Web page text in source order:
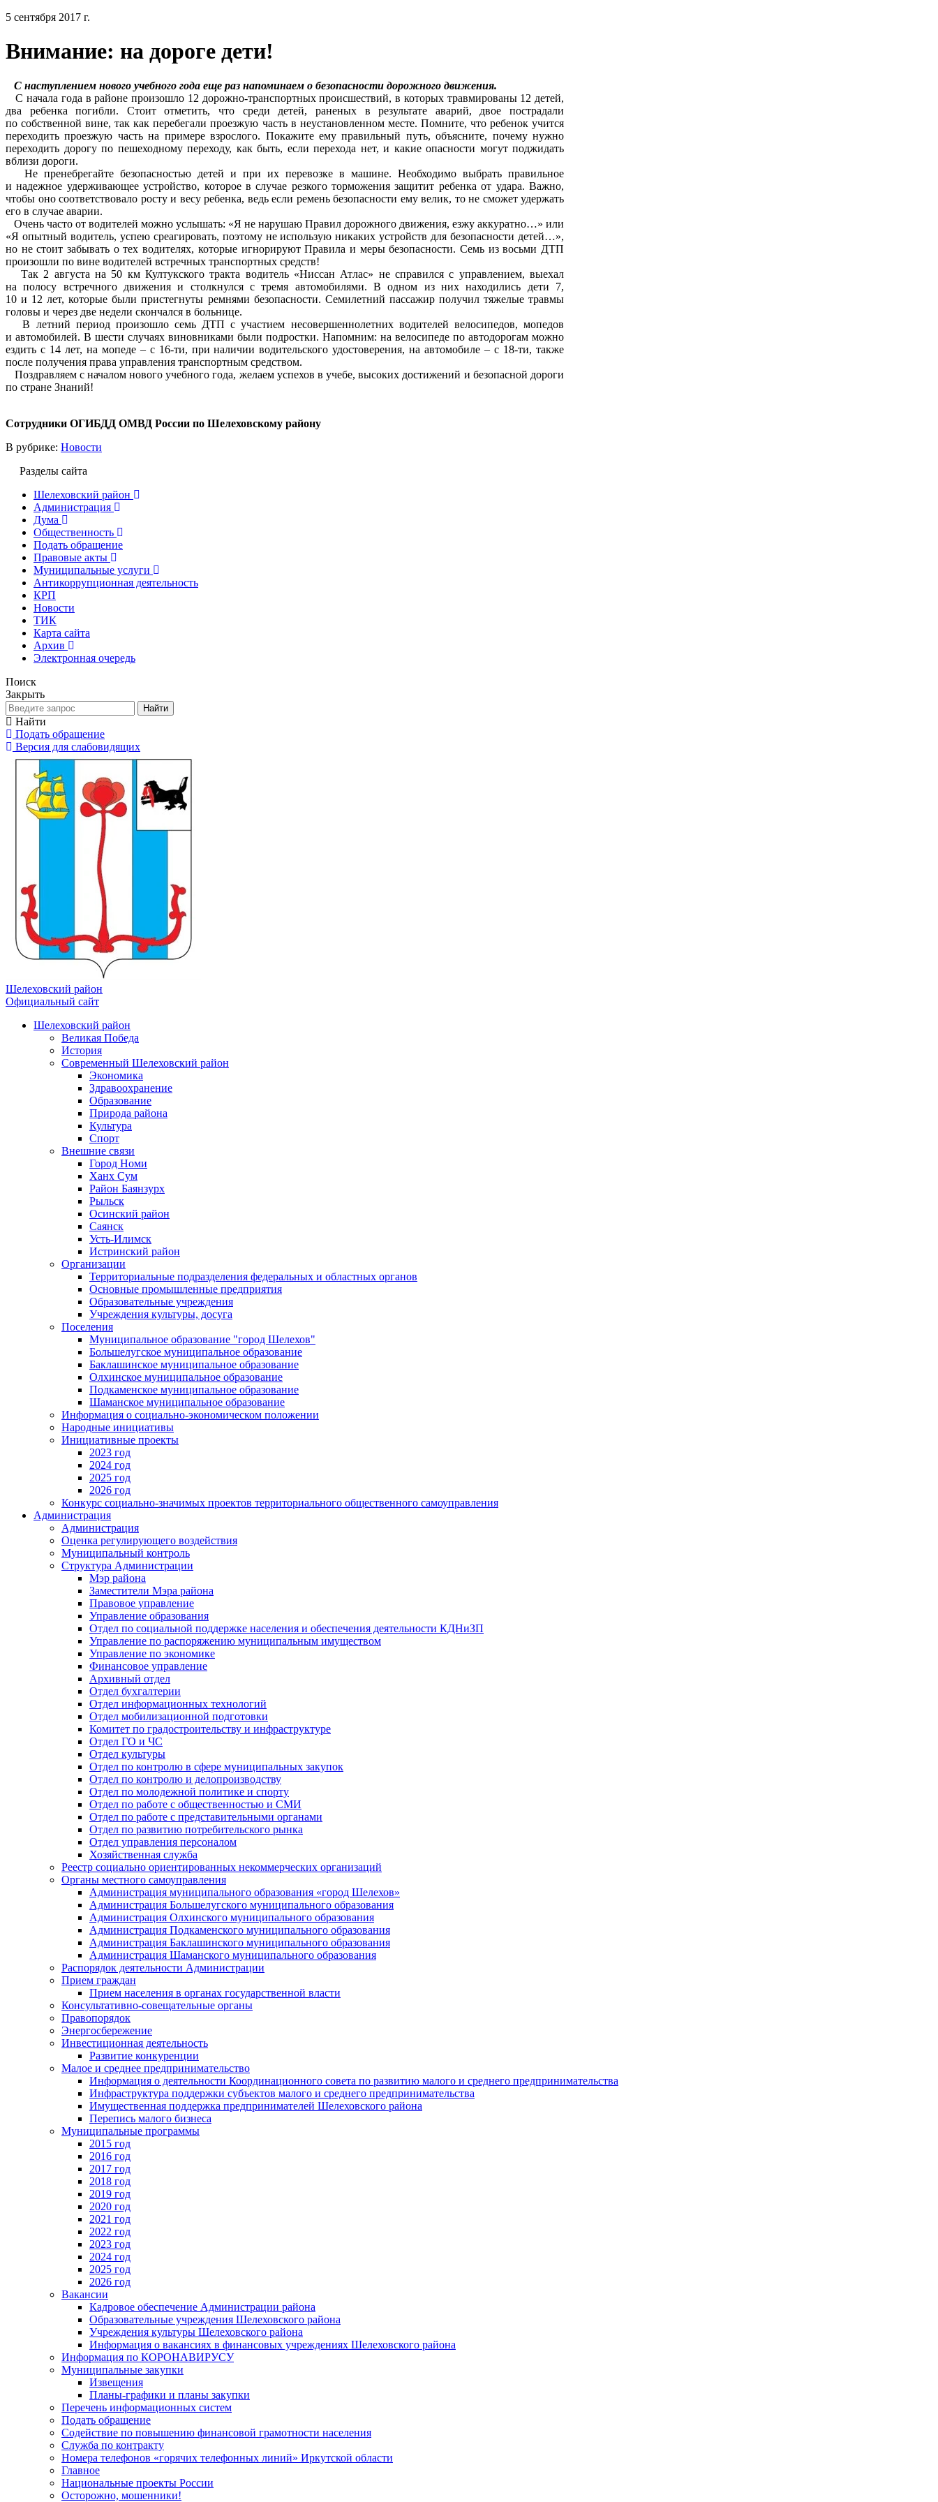
5 сентября 2017 г.
Внимание: на дороге дети!
С наступлением нового учебного года еще раз напоминаем о безопасности дорожного движения.
С начала года в районе произошло 12 дорожно-транспортных происшествий, в которых травмированы 12 детей,
два ребенка погибли. Стоит отметить, что среди детей, раненых в результате аварий, двое пострадали
по собственной вине, так как перебегали проезжую часть в неустановленном месте. Помните, что ребенок учится
переходить проезжую часть на примере взрослого. Покажите ему правильный путь, объясните, почему нужно
переходить дорогу по пешеходному переходу, как быть, если перехода нет, и какие опасности могут поджидать
вблизи дороги.
Не пренебрегайте безопасностью детей и при их перевозке в машине. Необходимо выбрать правильное
и надежное удерживающее устройство, которое в случае резкого торможения защитит ребенка от удара. Важно,
чтобы оно соответствовало росту и весу ребенка, ведь если ремень безопасности ему велик, то не сможет удержать
его в случае аварии.
Очень часто от водителей можно услышать: «Я не нарушаю Правил дорожного движения, езжу аккуратно…» или
«Я опытный водитель, успею среагировать, поэтому не использую никаких устройств для безопасности детей…»,
но не стоит забывать о тех водителях, которые игнорируют Правила и меры безопасности. Семь из восьми ДТП
произошли по вине водителей встречных транспортных средств!
Так 2 августа на 50 км Култукского тракта водитель «Ниссан Атлас» не справился с управлением, выехал
на полосу встречного движения и столкнулся с тремя автомобилями. В одном из них находились дети 7,
10 и 12 лет, которые были пристегнуты ремнями безопасности. Семилетний пассажир получил тяжелые травмы
головы и через две недели скончался в больнице.
В летний период произошло семь ДТП с участием несовершеннолетних водителей велосипедов, мопедов
и автомобилей. В шести случаях виновниками были подростки. Напомним: на велосипеде по автодорогам можно
ездить с 14 лет, на мопеде – с 16-ти, при наличии водительского удостоверения, на автомобиле – с 18-ти, также
после получения права управления транспортным средством.
Поздравляем с началом нового учебного года, желаем успехов в учебе, высоких достижений и безопасной дороги
по стране Знаний!
Сотрудники ОГИБДД ОМВД России по Шелеховскому району
В рубрике: Новости
Разделы сайта
Шелеховский район
Администрация
Дума
Общественность
Подать обращение
Правовые акты
Муниципальные услуги
Антикоррупционная деятельность
КРП
Новости
ТИК
Карта сайта
Архив
Электронная очередь
Поиск
Закрыть
Найти
Найти
Подать обращение
Версия для слабовидящих
Шелеховский район
Официальный сайт
Шелеховский район
Великая Победа
История
Современный Шелеховский район
Экономика
Здравоохранение
Образование
Природа района
Культура
Спорт
Внешние связи
Город Номи
Ханх Сум
Район Баянзурх
Рыльск
Осинский район
Саянск
Усть-Илимск
Истринский район
Организации
Территориальные подразделения федеральных и областных органов
Основные промышленные предприятия
Образовательные учреждения
Учреждения культуры, досуга
Поселения
Муниципальное образование "город Шелехов"
Большелугское муниципальное образование
Баклашинское муниципальное образование
Олхинское муниципальное образование
Подкаменское муниципальное образование
Шаманское муниципальное образование
Информация о социально-экономическом положении
Народные инициативы
Инициативные проекты
2023 год
2024 год
2025 год
2026 год
Конкурс социально-значимых проектов территориального общественного самоуправления
Администрация
Администрация
Оценка регулирующего воздействия
Муниципальный контроль
Структура Администрации
Мэр района
Заместители Мэра района
Правовое управление
Управление образования
Отдел по социальной поддержке населения и обеспечения деятельности КДНиЗП
Управление по распоряжению муниципальным имуществом
Управление по экономике
Финансовое управление
Архивный отдел
Отдел бухгалтерии
Отдел информационных технологий
Отдел мобилизационной подготовки
Комитет по градостроительству и инфраструктуре
Отдел ГО и ЧС
Отдел культуры
Отдел по контролю в сфере муниципальных закупок
Отдел по контролю и делопроизводству
Отдел по молодежной политике и спорту
Отдел по работе с общественностью и СМИ
Отдел по работе с представительными органами
Отдел по развитию потребительского рынка
Отдел управления персоналом
Хозяйственная служба
Реестр социально ориентированных некоммерческих организаций
Органы местного самоуправления
Администрация муниципального образования «город Шелехов»
Администрация Большелугского муниципального образования
Администрация Олхинского муниципального образования
Администрация Подкаменского муниципального образования
Администрация Баклашинского муниципального образования
Администрация Шаманского муниципального образования
Распорядок деятельности Администрации
Прием граждан
Прием населения в органах государственной власти
Консультативно-совещательные органы
Правопорядок
Энергосбережение
Инвестиционная деятельность
Развитие конкуренции
Малое и среднее предпринимательство
Информация о деятельности Координационного совета по развитию малого и среднего предпринимательства
Инфраструктура поддержки субъектов малого и среднего предпринимательства
Имущественная поддержка предпринимателей Шелеховского района
Перепись малого бизнеса
Муниципальные программы
2015 год
2016 год
2017 год
2018 год
2019 год
2020 год
2021 год
2022 год
2023 год
2024 год
2025 год
2026 год
Вакансии
Кадровое обеспечение Администрации района
Образовательные учреждения Шелеховского района
Учреждения культуры Шелеховского района
Информация о вакансиях в финансовых учреждениях Шелеховского района
Информация по КОРОНАВИРУСУ
Муниципальные закупки
Извещения
Планы-графики и планы закупки
Перечень информационных систем
Подать обращение
Содействие по повышению финансовой грамотности населения
Служба по контракту
Номера телефонов «горячих телефонных линий» Иркутской области
Главное
Национальные проекты России
Осторожно, мошенники!